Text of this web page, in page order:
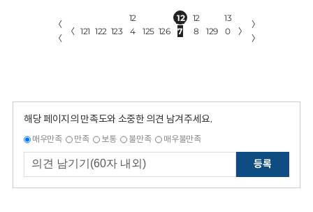
〈
〈
〈 121 122 123
12
4
125 126
12
7
12
8
129
13
0
〉
〉
〉
해당 페이지의 만족도와 소중한 의견 남겨주세요.
매우만족 만족 보통 불만족 매우불만족
등록